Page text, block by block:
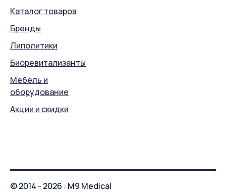
Каталог товаров
Бренды
Липолитики
Биоревитализанты
Мебель и
оборудование
Акции и скидки
© 2014 - 2026 : M9 Medical